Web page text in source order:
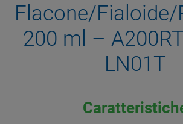
Flacone/Fialoide/
200 ml –
LN01T